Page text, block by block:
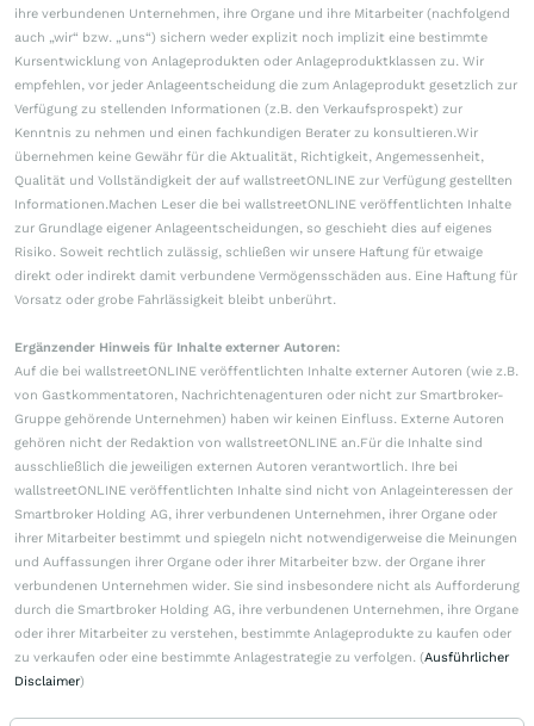
ihre verbundenen Unternehmen, ihre Organe und ihre Mitarbeiter (nachfolgend
auch „wir“ bzw. „uns“) sichern weder explizit noch implizit eine bestimmte
Kursentwicklung von Anlageprodukten oder Anlageproduktklassen zu. Wir
empfehlen, vor jeder Anlageentscheidung die zum Anlageprodukt gesetzlich zur
Verfügung zu stellenden Informationen (z.B. den Verkaufsprospekt) zur
Kenntnis zu nehmen und einen fachkundigen Berater zu konsultieren.Wir
übernehmen keine Gewähr für die Aktualität, Richtigkeit, Angemessenheit,
Qualität und Vollständigkeit der auf wallstreetONLINE zur Verfügung gestellten
Informationen.Machen Leser die bei wallstreetONLINE veröffentlichten Inhalte
zur Grundlage eigener Anlageentscheidungen, so geschieht dies auf eigenes
Risiko. Soweit rechtlich zulässig, schließen wir unsere Haftung für etwaige
direkt oder indirekt damit verbundene Vermögensschäden aus. Eine Haftung für
Vorsatz oder grobe Fahrlässigkeit bleibt unberührt.
Ergänzender Hinweis für Inhalte externer Autoren:
Auf die bei wallstreetONLINE veröffentlichten Inhalte externer Autoren (wie z.B.
von Gastkommentatoren, Nachrichtenagenturen oder nicht zur Smartbroker-
Gruppe gehörende Unternehmen) haben wir keinen Einfluss. Externe Autoren
gehören nicht der Redaktion von wallstreetONLINE an.Für die Inhalte sind
ausschließlich die jeweiligen externen Autoren verantwortlich. Ihre bei
wallstreetONLINE veröffentlichten Inhalte sind nicht von Anlageinteressen der
Smartbroker Holding AG, ihrer verbundenen Unternehmen, ihrer Organe oder
ihrer Mitarbeiter bestimmt und spiegeln nicht notwendigerweise die Meinungen
und Auffassungen ihrer Organe oder ihrer Mitarbeiter bzw. der Organe ihrer
verbundenen Unternehmen wider. Sie sind insbesondere nicht als Aufforderung
durch die Smartbroker Holding AG, ihre verbundenen Unternehmen, ihre Organe
oder ihrer Mitarbeiter zu verstehen, bestimmte Anlageprodukte zu kaufen oder
zu verkaufen oder eine bestimmte Anlagestrategie zu verfolgen. (Ausführlicher
Disclaimer)